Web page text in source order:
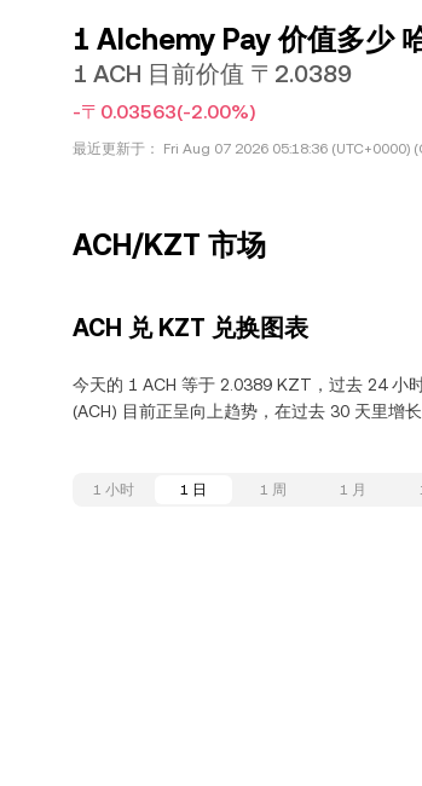
1 Alchemy Pay 价值多少
1 ACH 目前价值 〒2.0389
-〒0.03563(-2.00%)
最近更新于： Fri Aug 07 2026 05:18:36
ACH/KZT 市场
ACH 兑 KZT 兑换图表
今天的 1 ACH 等于 2.0389 KZT，过去 24 小
(ACH) 目前正呈向上趋势，在过去 30 天里增长
1 小时 1 日 1 周 1 月